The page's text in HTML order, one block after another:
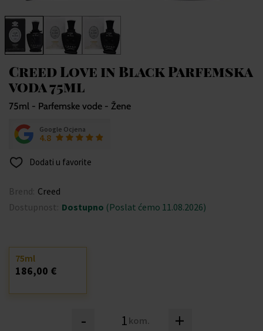
Creed Love in Black Parfemska
voda 75ml
75ml - Parfemske vode - Žene
Google Ocjena
4.8
Dodati u favorite
Brend: Creed
Dostupnost: Dostupno (Poslat ćemo 11.08.2026)
- kom. +
75ml
186,00 €